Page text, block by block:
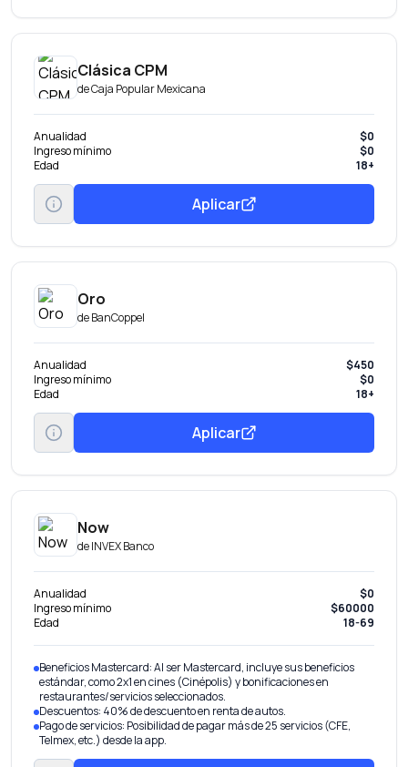
6 viajes sencillos al año hacia el AICM o AIFA con hasta 300 pesos de
cortesía por trayecto. Solicita tu viaje llamando a Visa Digital
Clásica CPM
deCaja Popular Mexicana
Anualidad
$0
Ingreso mínimo
$0
Edad
18+
Aplicar
Oro
deBanCoppel
Anualidad
$450
Ingreso mínimo
$0
Edad
18+
Aplicar
Now
deINVEX Banco
Anualidad
$0
Ingreso mínimo
$60000
Edad
18-69
Beneficios Mastercard: Al ser Mastercard, incluye sus beneficios
estándar, como 2x1 en cines (Cinépolis) y bonificaciones en
restaurantes/servicios seleccionados.
Descuentos: 40% de descuento en renta de autos.
Pago de servicios: Posibilidad de pagar más de 25 servicios (CFE,
Telmex, etc.) desde la app.